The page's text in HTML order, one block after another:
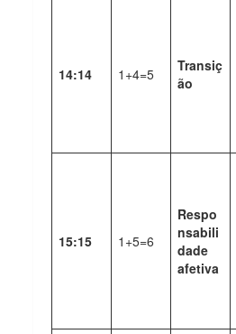
14:14 1+4=5
Transiç
ão
15:15 1+5=6
Respo
nsabili
dade
afetiva